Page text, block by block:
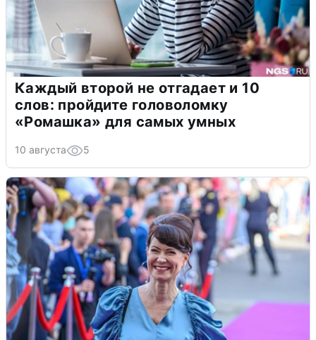
Каждый второй не отгадает и 10
слов: пройдите головоломку
«Ромашка» для самых умных
10 августа 5